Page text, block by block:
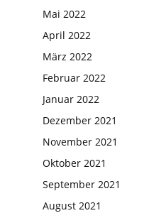
Mai 2022
April 2022
März 2022
Februar 2022
Januar 2022
Dezember 2021
November 2021
Oktober 2021
September 2021
August 2021